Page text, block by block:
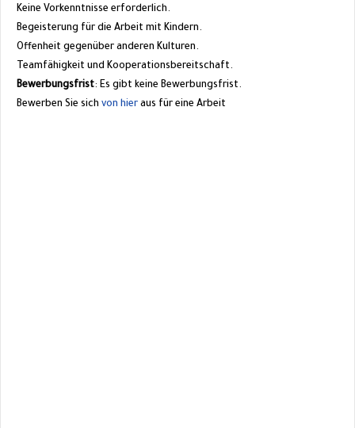
Keine Vorkenntnisse erforderlich.
Begeisterung für die Arbeit mit Kindern.
Offenheit gegenüber anderen Kulturen.
Teamfähigkeit und Kooperationsbereitschaft.
Bewerbungsfrist: Es gibt keine Bewerbungsfrist.
Bewerben Sie sich von hier aus für eine Arbeit